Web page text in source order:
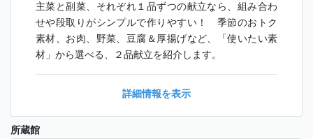
主菜と副菜、それぞれ１品ずつの献立なら、組み合わ
せや段取りがシンプルで作りやすい！ 季節のおトク
素材、お肉、野菜、豆腐＆厚揚げなど、「使いたい素
材」から選べる、２品献立を紹介します。
詳細情報を表示
所蔵館